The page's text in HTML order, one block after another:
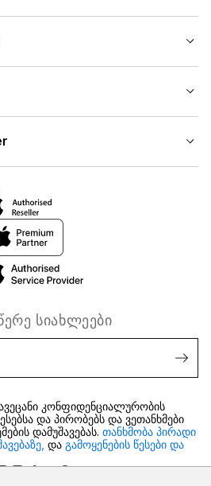
სიახლეები
კონფიდენციალურობის
და პირობებს და ვეთანხმები
დამუშავებას. თანხმობა პირადი
და გამოყენების წესები და